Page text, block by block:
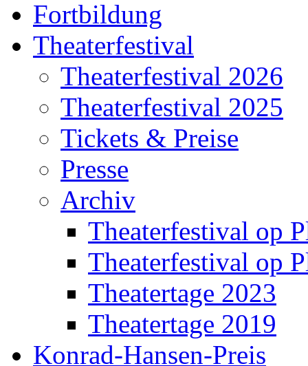
Fortbildung
Theaterfestival
Theaterfestival 2026
Theaterfestival 2025
Tickets & Preise
Presse
Archiv
Theaterfestival op
Theaterfestival op
Theatertage 2023
Theatertage 2019
Konrad-Hansen-Preis